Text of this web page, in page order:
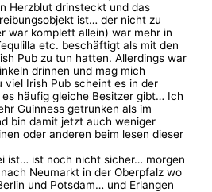
Herzblut drinsteckt und das
ist… der nicht zu
war komplett allein) war mehr in
etc. beschäftigt als mit den
Pub zu tun hatten. Allerdings war
drinnen und mag mich
Irish Pub scheint es in der
häufig gleiche Besitzer gibt… Ich
Guinness getrunken als im
bin damit jetzt auch weniger
oder anderen beim lesen dieser
ist… ist noch nicht sicher… morgen
Neumarkt in der Oberpfalz wo
und Potsdam… und Erlangen